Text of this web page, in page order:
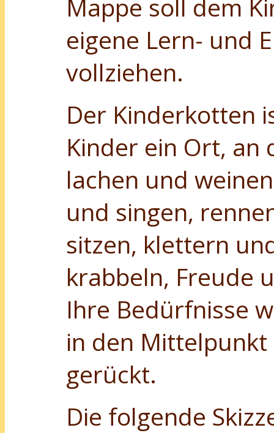
Mappe soll dem
eigene Lern- und
vollziehen.
Der Kinderkotten
Kinder ein Ort, an
lachen und
und singen,
sitzen, klettern
krabbeln, Freude
Ihre Bedürfnisse
in den
gerückt.
Die folgende